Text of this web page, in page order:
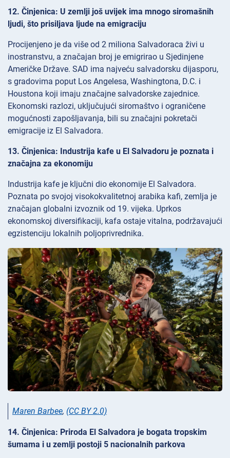
12. Činjenica: U zemlji još uvijek ima mnogo siromašnih
ljudi, što prisiljava ljude na emigraciju
Procijenjeno je da više od 2 miliona Salvadoraca živi u
inostranstvu, a značajan broj je emigrirao u Sjedinjene
Američke Države. SAD ima najveću salvadorsku dijasporu,
s gradovima poput Los Angelesa, Washingtona, D.C. i
Houstona koji imaju značajne salvadorske zajednice.
Ekonomski razlozi, uključujući siromaštvo i ograničene
mogućnosti zapošljavanja, bili su značajni pokretači
emigracije iz El Salvadora.
13. Činjenica: Industrija kafe u El Salvadoru je poznata i
značajna za ekonomiju
Industrija kafe je ključni dio ekonomije El Salvadora.
Poznata po svojoj visokokvalitetnoj arabika kafi, zemlja je
značajan globalni izvoznik od 19. vijeka. Uprkos
ekonomskoj diversifikaciji, kafa ostaje vitalna, podržavajući
egzistenciju lokalnih poljoprivrednika.
Maren Barbee, (CC BY 2.0)
14. Činjenica: Priroda El Salvadora je bogata tropskim
šumama i u zemlji postoji 5 nacionalnih parkova